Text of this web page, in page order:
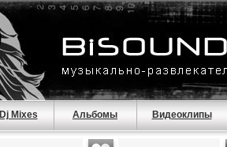
Dj Mixes Альбомы Видеоклипы